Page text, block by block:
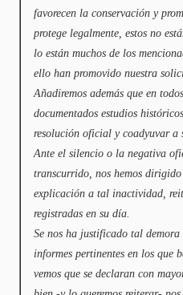
favorecen la conservación y
protege legalmente, estos no
lo están muchos de los
ello han promovido nuestra
Añadiremos además que en
documentados estudios
resolución oficial y coadyuvar a
Ante el silencio o la negativa
transcurrido, nos hemos
explicación a tal inactividad,
registradas en su día.
Se nos ha justificado tal
informes pertinentes en los que
vemos que se declaran con